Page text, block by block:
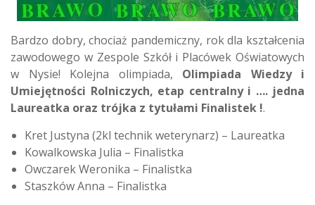
Bardzo dobry, chociaż pandemiczny, rok dla kształcenia
zawodowego w Zespole Szkół i Placówek Oświatowych
w Nysie! Kolejna olimpiada, Olimpiada Wiedzy i
Umiejętności Rolniczych, etap centralny i …. jedna
Laureatka oraz trójka z tytułami Finalistek !.
Kret Justyna (2kl technik weterynarz) – Laureatka
Kowalkowska Julia – Finalistka
Owczarek Weronika – Finalistka
Staszków Anna – Finalistka